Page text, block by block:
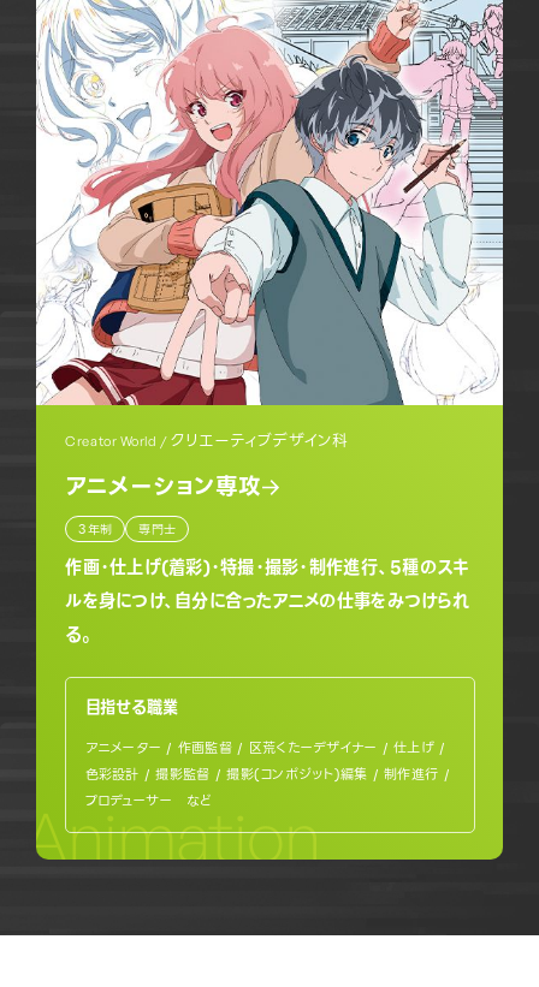
Creator World / クリエーティブデザイン科
アニメーション専攻
3年制 専門士
作画・仕上げ(着彩)・特撮・撮影・制作進行、5種のスキ
ルを身につけ、自分に合ったアニメの仕事をみつけられ
る。
目指せる職業
アニメーター / 作画監督 / 区荒くたーデザイナー / 仕上げ /
色彩設計 / 撮影監督 / 撮影(コンポジット)編集 / 制作進行 /
プロデューサー など
Animation